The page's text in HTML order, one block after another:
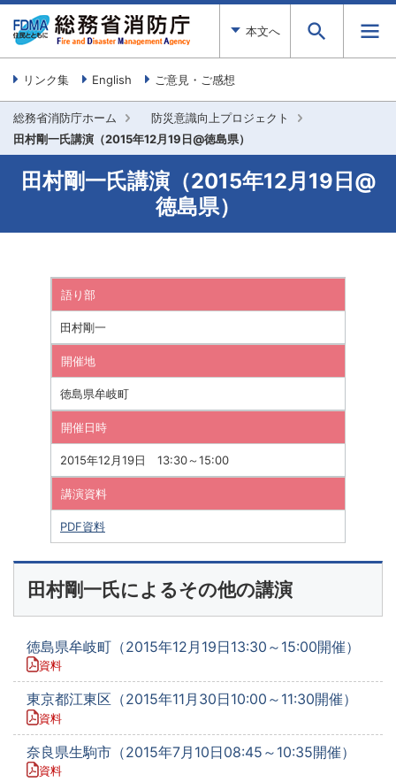
本文へ
リンク集 English ご意見・ご感想
総務省消防庁ホーム
防災意識向上プロジェクト
田村剛一氏講演（2015年12月19日@徳島県）
田村剛一氏講演（2015年12月19日@
徳島県）
語り部
田村剛一
開催地
徳島県牟岐町
開催日時
2015年12月19日 13:30～15:00
講演資料
PDF資料
田村剛一氏によるその他の講演
徳島県牟岐町（2015年12月19日13:30～15:00開催）
資料
東京都江東区（2015年11月30日10:00～11:30開催）
資料
奈良県生駒市（2015年7月10日08:45～10:35開催）
資料